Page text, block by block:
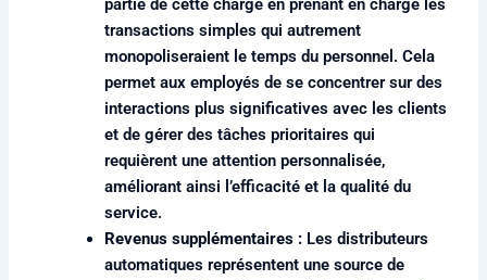
partie de cette charge en prenant en charge les
transactions simples qui autrement
monopoliseraient le temps du personnel. Cela
permet aux employés de se concentrer sur des
interactions plus significatives avec les clients
et de gérer des tâches prioritaires qui
requièrent une attention personnalisée,
améliorant ainsi l’efficacité et la qualité du
service.
Revenus supplémentaires : Les distributeurs
automatiques représentent une source de